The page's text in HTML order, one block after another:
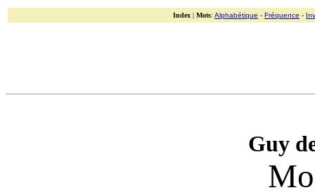
Index | Mots: Alphabétique - Fréquence -
Guy